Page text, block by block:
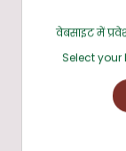
वेबसाइट में
Select your